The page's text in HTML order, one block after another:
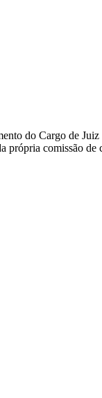
do Cargo de
própria comissão